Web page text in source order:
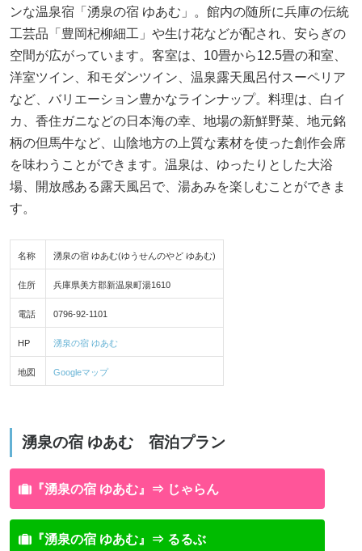
ンな温泉宿「湧泉の宿 ゆあむ」。館内の随所に兵庫の伝統
工芸品「豊岡杞柳細工」や生け花などが配され、安らぎの
空間が広がっています。客室は、10畳から12.5畳の和室、
洋室ツイン、和モダンツイン、温泉露天風呂付スーペリア
など、バリエーション豊かなラインナップ。料理は、白イ
カ、香住ガニなどの日本海の幸、地場の新鮮野菜、地元銘
柄の但馬牛など、山陰地方の上質な素材を使った創作会席
を味わうことができます。温泉は、ゆったりとした大浴
場、開放感ある露天風呂で、湯あみを楽しむことができま
す。
名称 湧泉の宿 ゆあむ(ゆうせんのやど ゆあむ)
住所 兵庫県美方郡新温泉町湯1610
電話 0796-92-1101
HP 湧泉の宿 ゆあむ
地図 Googleマップ
湧泉の宿 ゆあむ 宿泊プラン
『湧泉の宿 ゆあむ』⇒ じゃらん
『湧泉の宿 ゆあむ』⇒ るるぶ